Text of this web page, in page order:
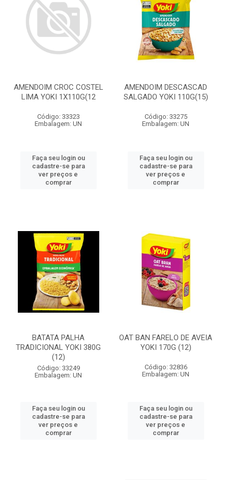
AMENDOIM CROC COSTEL
LIMA YOKI 1X110G(12
Código: 33323
Embalagem: UN
Faça seu login ou
cadastre-se para
ver preços e
comprar
AMENDOIM DESCASCAD
SALGADO YOKI 110G(15)
Código: 33275
Embalagem: UN
Faça seu login ou
cadastre-se para
ver preços e
comprar
BATATA PALHA
TRADICIONAL YOKI 380G
(12)
Código: 33249
Embalagem: UN
Faça seu login ou
cadastre-se para
ver preços e
comprar
OAT BAN FARELO DE AVEIA
YOKI 170G (12)
Código: 32836
Embalagem: UN
Faça seu login ou
cadastre-se para
ver preços e
comprar